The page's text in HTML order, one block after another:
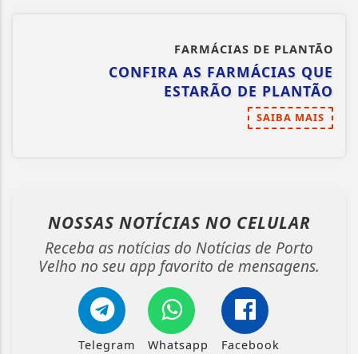
FARMÁCIAS DE PLANTÃO
CONFIRA AS FARMÁCIAS QUE
ESTARÃO DE PLANTÃO
SAIBA MAIS
NOSSAS NOTÍCIAS NO CELULAR
Receba as notícias do Notícias de Porto
Velho no seu app favorito de mensagens.
Telegram Whatsapp Facebook